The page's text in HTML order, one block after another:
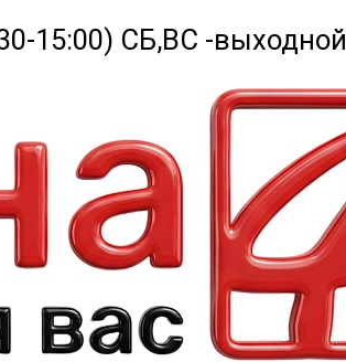
15:00) СБ,ВС -выходной